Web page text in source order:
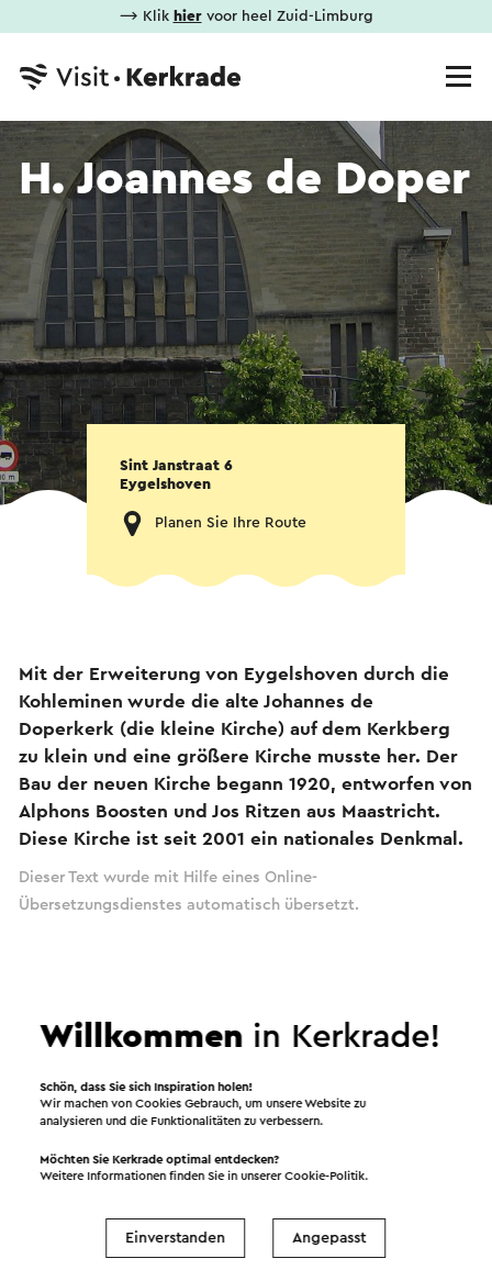
⟶ Klik hiervoor heel Zuid-Limburg
H. Joannes de Doper
Sint Janstraat 6
Eygelshoven
Planen Sie Ihre Route
Mit der Erweiterung von Eygelshoven durch die
Kohleminen wurde die alte Johannes de
Doperkerk (die kleine Kirche) auf dem Kerkberg
zu klein und eine größere Kirche musste her. Der
Bau der neuen Kirche begann 1920, entworfen von
Alphons Boosten und Jos Ritzen aus Maastricht.
Diese Kirche ist seit 2001 ein nationales Denkmal.
Dieser Text wurde mit Hilfe eines Online-
Übersetzungsdienstes automatisch übersetzt.
Willkommen in Kerkrade!
Schön, dass Sie sich Inspiration holen!
Wir machen von Cookies Gebrauch, um unsere Website zu
analysieren und die Funktionalitäten zu verbessern.
Möchten Sie Kerkrade optimal entdecken?
Weitere Informationen finden Sie in unsererCookie-Politik.
Einverstanden Angepasst